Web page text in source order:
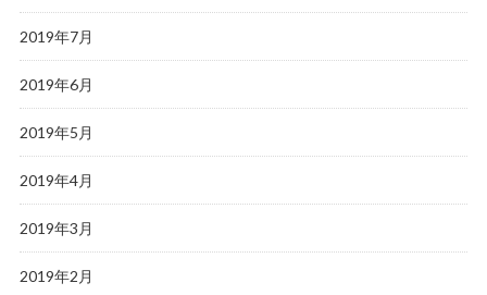
2019年7月
2019年6月
2019年5月
2019年4月
2019年3月
2019年2月